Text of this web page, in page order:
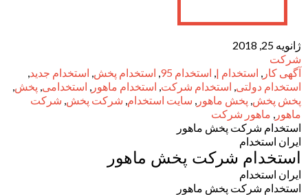
ژانویه 25, 2018
شرکت
آگهی کار , استخدام |, استخدام 95 , استخدام پخش, استخدام جدید,
استخدام دولتی, استخدام شرکت, استخدام ماهور , استخدامی, پخش,
پخش پخش, پخش ماهور , سایت استخدام, شرکت پخش, شرکت
ماهور , ماهور شرکت
استخدام شرکت پخش ماهور
ایران استخدام
استخدام شرکت پخش ماهور
ایران استخدام
استخدام شرکت پخش ماهور